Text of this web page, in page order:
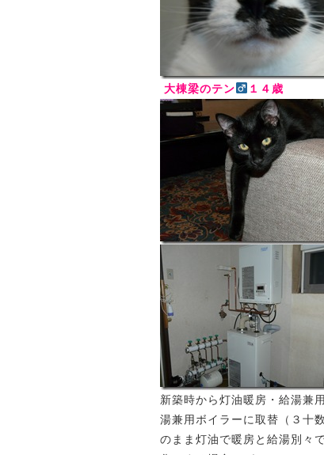
大棟梁のテン １４
新築時から灯油暖房・給湯兼
湯兼用ボイラーに取替（３十
のまま灯油で暖房と給湯別々